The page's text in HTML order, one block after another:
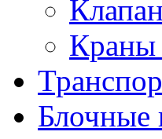
Краны
Блочные